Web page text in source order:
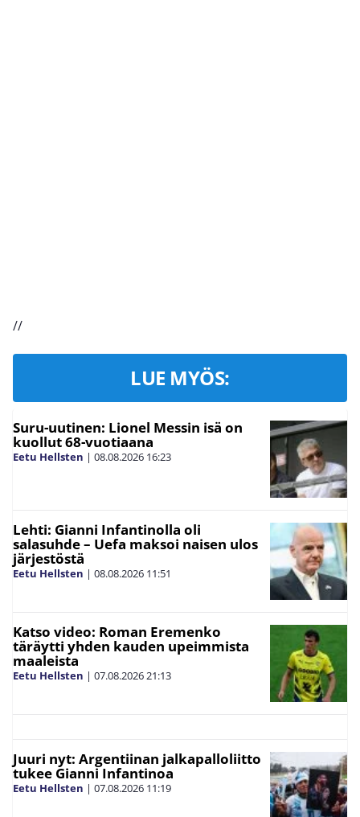
//
LUE MYÖS:
Suru-uutinen: Lionel Messin isä on
kuollut 68-vuotiaana
Eetu Hellsten | 08.08.2026 16:23
Lehti: Gianni Infantinolla oli
salasuhde – Uefa maksoi naisen ulos
järjestöstä
Eetu Hellsten | 08.08.2026 11:51
Katso video: Roman Eremenko
täräytti yhden kauden upeimmista
maaleista
Eetu Hellsten | 07.08.202621:13
Juuri nyt: Argentiinan jalkapalloliitto
tukee Gianni Infantinoa
Eetu Hellsten | 07.08.2026 11:19